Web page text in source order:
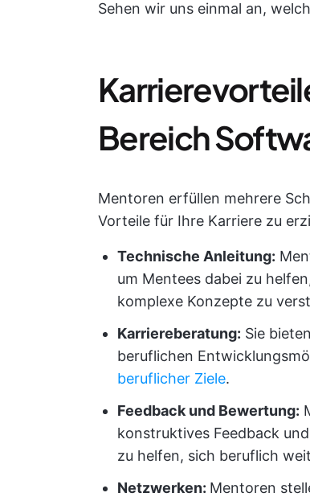
Sehen wir uns einmal an,
Bereich
Mentoren erfüllen mehrere
Vorteile für Ihre Karriere zu
Technische Anleitung:
um Mentees dabei zu
komplexe Konzepte zu
Karriereberatung: Sie
beruflichen
beruflicher Ziele.
Feedback und Bewertung:
konstruktives Feedback
zu helfen, sich beruflich
Netzwerken: Mentoren